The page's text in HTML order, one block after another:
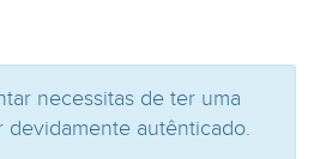
necessitas de ter uma
devidamente autênticado.